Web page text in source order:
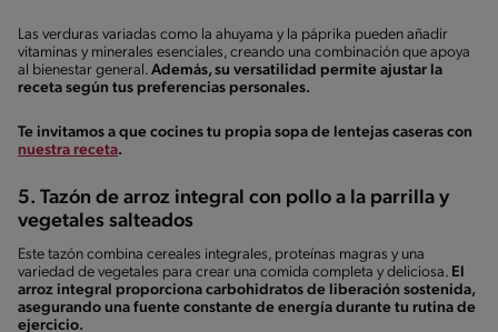
Las verduras variadas como la ahuyama y la páprika pueden añadir
vitaminas y minerales esenciales, creando una combinación que apoya
al bienestar general. Además, su versatilidad permite ajustar la
receta según tus preferencias personales.
Te invitamos a que cocines tu propia sopa de lentejas caseras con
nuestra receta.
5. Tazón de arroz integral con pollo a la parrilla y
vegetales salteados
Este tazón combina cereales integrales, proteínas magras y una
variedad de vegetales para crear una comida completa y deliciosa. El
arroz integral proporciona carbohidratos de liberación sostenida,
asegurando una fuente constante de energía durante tu rutina de
ejercicio.